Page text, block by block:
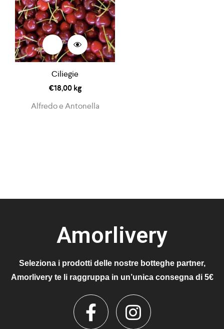
Ciliegie
€18,00kg
Alfredo e Antonella
Amorlivery
Seleziona i prodotti delle nostre botteghe partner,
Amorlivery te li raggruppa in un’unica consegna di 5€